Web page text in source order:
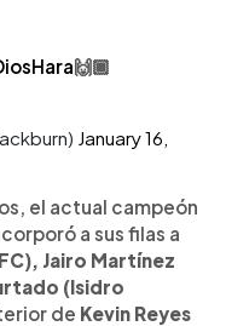
🙌🏾
January 16,
el actual campeón
a sus filas a
Jairo Martínez
(Isidro
de Kevin Reyes